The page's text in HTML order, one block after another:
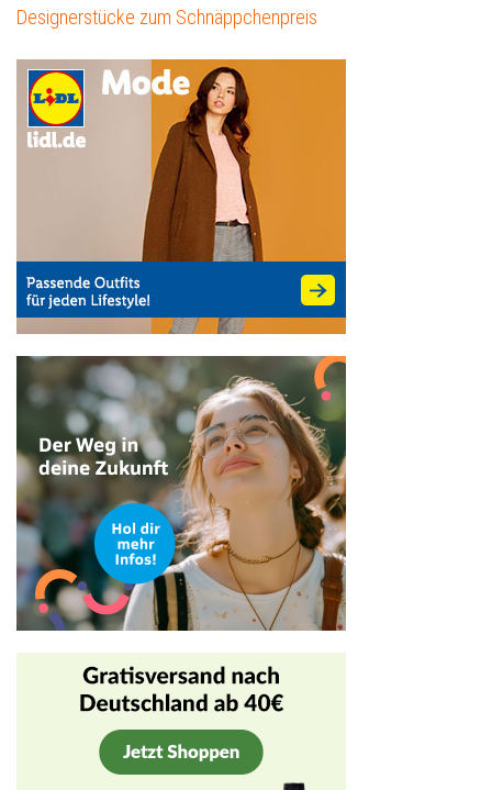
Designerstücke zum Schnäppchenpreis